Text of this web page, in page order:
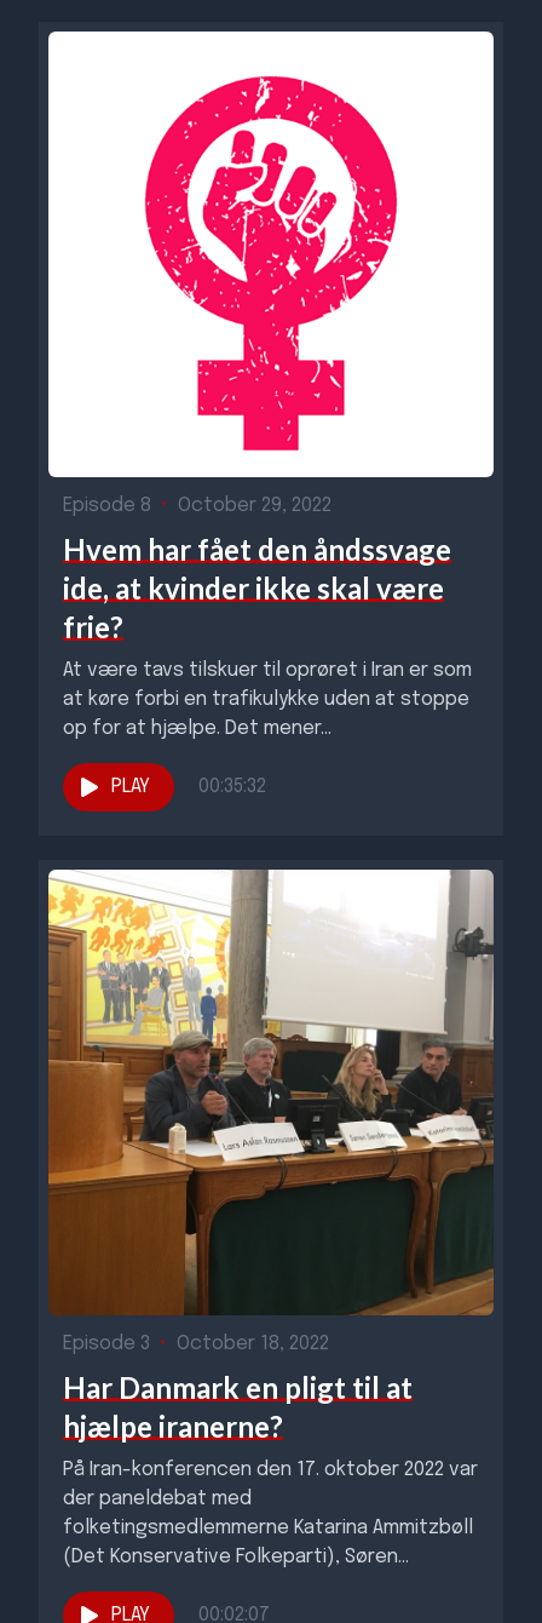
Episode 8 • October 29, 2022
Hvem har fået den åndssvage
ide, at kvinder ikke skal være
frie?
At være tavs tilskuer til oprøret i Iran er som
at køre forbi en trafikulykke uden at stoppe
op for at hjælpe. Det mener...
PLAY 00:35:32
Episode 3 • October 18, 2022
Har Danmark en pligt til at
hjælpe iranerne?
På Iran-konferencen den 17. oktober 2022 var
der paneldebat med
folketingsmedlemmerne Katarina Ammitzbøll
(Det Konservative Folkeparti), Søren
Søndergaard (Enhedslisten), Lars Aslan
Rasmussen (Socialdemokratiet) og...
PLAY 00:02:07